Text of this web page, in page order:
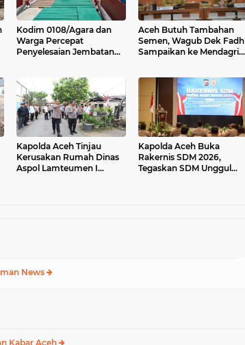
Kodim 0108/Agara dan
Warga Percepat
Penyelesaian Jembatan
Tenggara Progres Capai
95,5 Persen
Aceh Butuh Tambahan
Semen, Wagub Dek Fadh
Sampaikan ke Mendagri
Kapolda Aceh Tinjau
Kerusakan Rumah Dinas
Aspol Lamteumen I
Kapolda Aceh Buka
Rakernis SDM 2026,
Tegaskan SDM Unggul
News
Kabar Aceh